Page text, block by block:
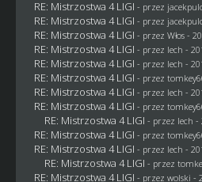
RE: Mistrzostwa 4 LIGI - przez
RE: Mistrzostwa 4 LIGI - przez
RE: Mistrzostwa 4 LIGI - przez Włos-
RE: Mistrzostwa 4 LIGI - przez lech -
RE: Mistrzostwa 4 LIGI - przez lech -
RE: Mistrzostwa 4 LIGI - przez
RE: Mistrzostwa 4 LIGI - przez lech -
RE: Mistrzostwa 4 LIGI - przez
RE: Mistrzostwa 4 LIGI - przez lech -
RE: Mistrzostwa 4 LIGI - przez
RE: Mistrzostwa 4 LIGI - przez lech -
RE: Mistrzostwa 4 LIGI - przez
RE: Mistrzostwa 4 LIGI - przez wolski -